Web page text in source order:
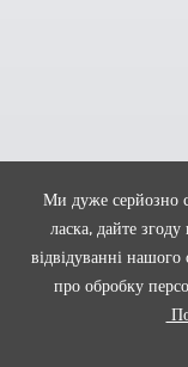
Ми дуже серйозно
ласка, дайте
відвідуванні нашого
про обробку